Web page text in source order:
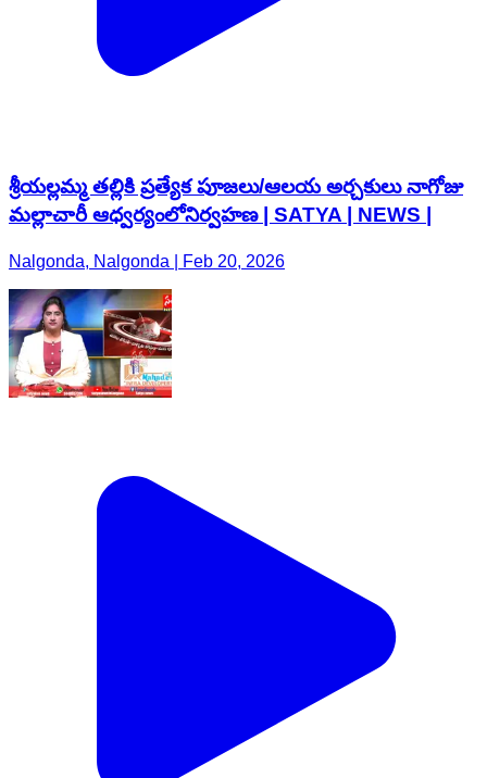
శ్రీయల్లమ్మ తల్లికి ప్రత్యేక పూజలు/ఆలయ అర్చకులు నాగోజు
మల్లాచారీ ఆధ్వర్యంలోనిర్వహణ | SATYA | NEWS |
Nalgonda, Nalgonda | Feb 20, 2026